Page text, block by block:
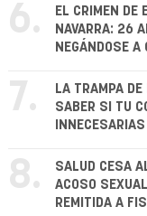
6.
EL CRIMEN DE
NAVARRA: 26
NEGÁNDOSE A
7.
LA TRAMPA
SABER SI TU
INNECESARIAS
8.
SALUD CESA
ACOSO
REMITIDA A